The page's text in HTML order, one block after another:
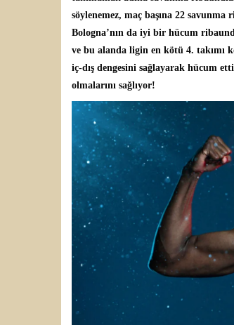
söylenemez, maç başına 22
Bologna’nın da iyi bir hücum
ve bu alanda ligin en kötü 4. takımı
iç-dış dengesini sağlayarak hücum
olmalarını sağlıyor!